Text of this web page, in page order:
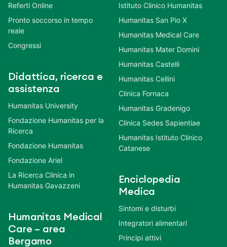
Referti Online
Pronto soccorso in tempo
reale
Congressi
Didattica, ricerca e
assistenza
Humanitas University
Fondazione Humanitas per la
Ricerca
Fondazione Humanitas
Fondazione Ariel
La Ricerca Clinica in
Humanitas Gavazzeni
Humanitas Medical
Care – area
Bergamo
Istituto Clinico Humanitas
Humanitas San Pio X
Humanitas Medical Care
Humanitas Mater Domini
Humanitas Castelli
Humanitas Cellini
Clinica Fornaca
Humanitas Gradenigo
Clinica Sedes Sapientiae
Humanitas Istituto Clinico
Catanese
Enciclopedia
Medica
Sintomi e disturbi
Integratori alimentari
Principi attivi